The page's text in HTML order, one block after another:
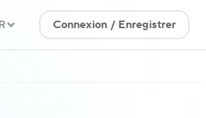
Connexion / Enregistrer